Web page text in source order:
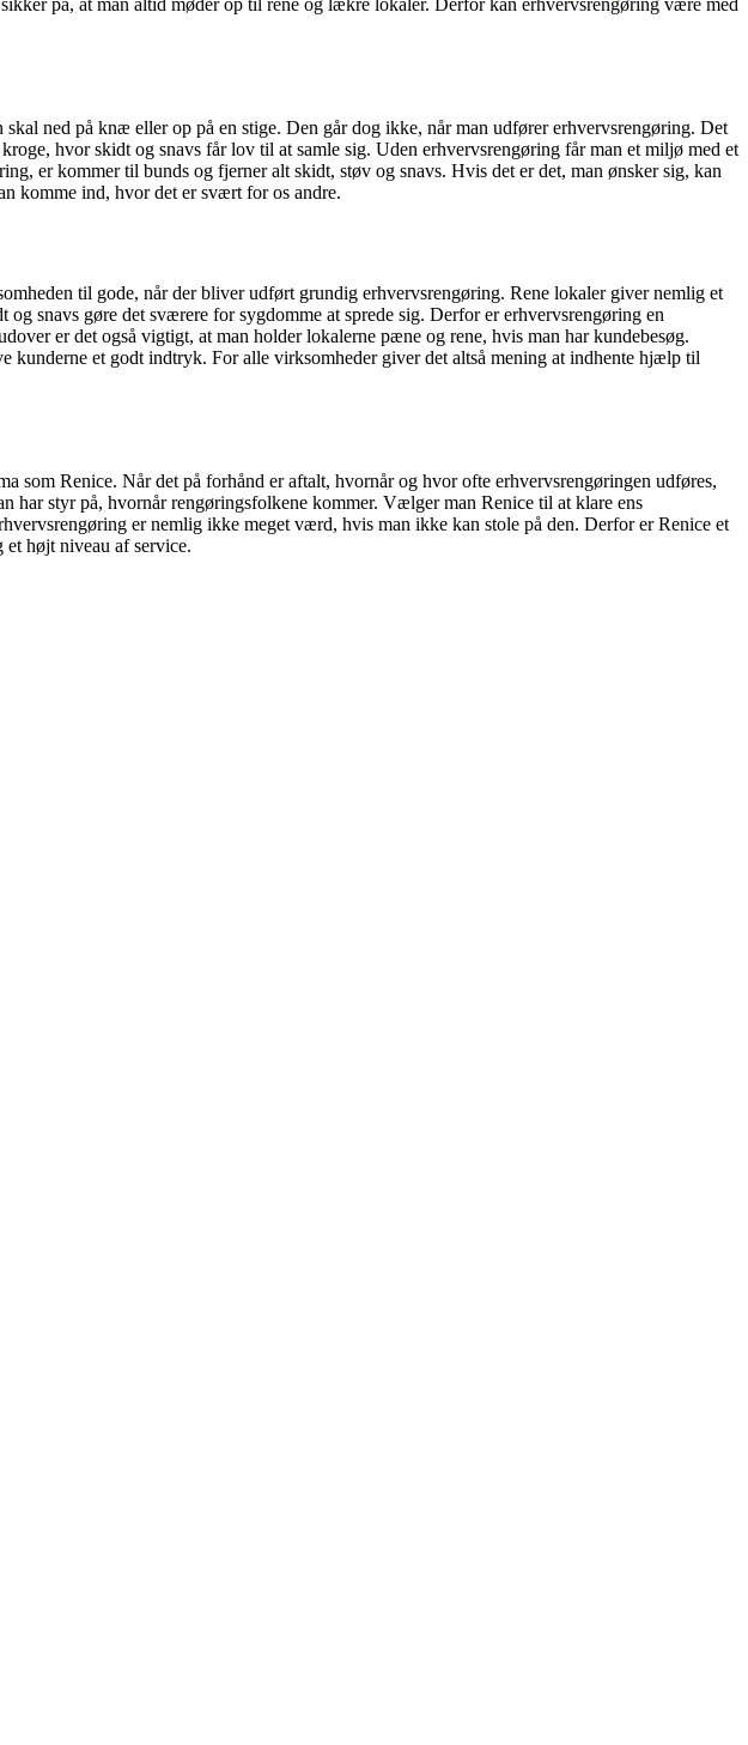
ned på knæ eller op på en stige. Den går dog ikke, når man udfører erhvervsrengøring. Det
hvor skidt og snavs får lov til at samle sig. Uden erhvervsrengøring får man et miljø med et
er kommer til bunds og fjerner alt skidt, støv og snavs. Hvis det er det, man ønsker sig, kan
komme ind, hvor det er svært for os andre.
til gode, når der bliver udført grundig erhvervsrengøring. Rene lokaler giver nemlig et
snavs gøre det sværere for sygdomme at sprede sig. Derfor er erhvervsrengøring en
er det også vigtigt, at man holder lokalerne pæne og rene, hvis man har kundebesøg.
et godt indtryk. For alle virksomheder giver det altså mening at indhente hjælp til
som Renice. Når det på forhånd er aftalt, hvornår og hvor ofte erhvervsrengøringen udføres,
har styr på, hvornår rengøringsfolkene kommer. Vælger man Renice til at klare ens
er nemlig ikke meget værd, hvis man ikke kan stole på den. Derfor er Renice et
højt niveau af service.